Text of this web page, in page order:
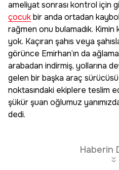
ameliyat sonrası kontrol için
çocukbir anda ortadan
rağmen onu bulamadık. Kimin
yok. Kaçıran şahıs veya
görünce Emirhan’ın da
arabadan indirmiş, yollarına
gelen bir başka araç
noktasındaki ekiplere teslim
şükür şuan oğlumuz
dedi.
Haberin